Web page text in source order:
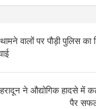
e
gr
a
m
ail
वालों पर पौड़ी पुलिस का
ने औद्योगिक हादसे में
पैर